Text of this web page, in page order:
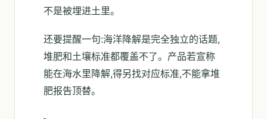
不是被埋进土里。
还要提醒一句:海洋降解是完全独立的话题,
堆肥和土壤标准都覆盖不了。产品若宣称
能在海水里降解,得另找对应标准,不能拿堆
肥报告顶替。